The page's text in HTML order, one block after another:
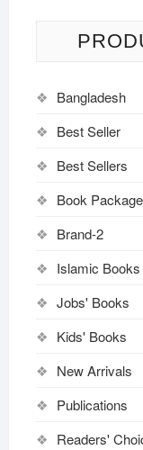
Bangladesh
Best Seller
Best Sellers
Book
Brand-2
Islamic Books
Jobs' Books
Kids' Books
New Arrivals
Publications
Readers'